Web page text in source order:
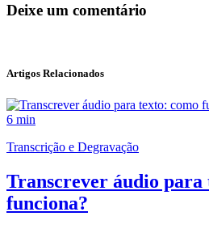
Deixe um comentário
Artigos Relacionados
6 min
Transcrição e Degravação
Transcrever áudio para
funciona?